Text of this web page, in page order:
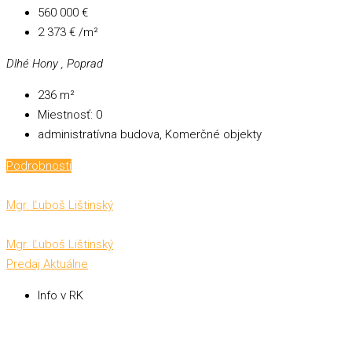
560 000 €
2 373 € /m²
Dlhé Hony , Poprad
236 m²
Miestnosť: 0
administratívna budova, Komerčné objekty
Podrobnosti
Mgr. Ľuboš Lištinský
Mgr. Ľuboš Lištinský
Predaj Aktuálne
Info v RK